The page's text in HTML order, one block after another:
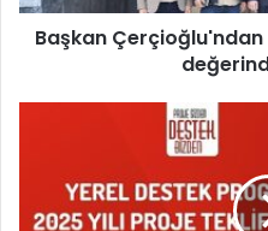
r
Başkan Çerçioğlu'ndan